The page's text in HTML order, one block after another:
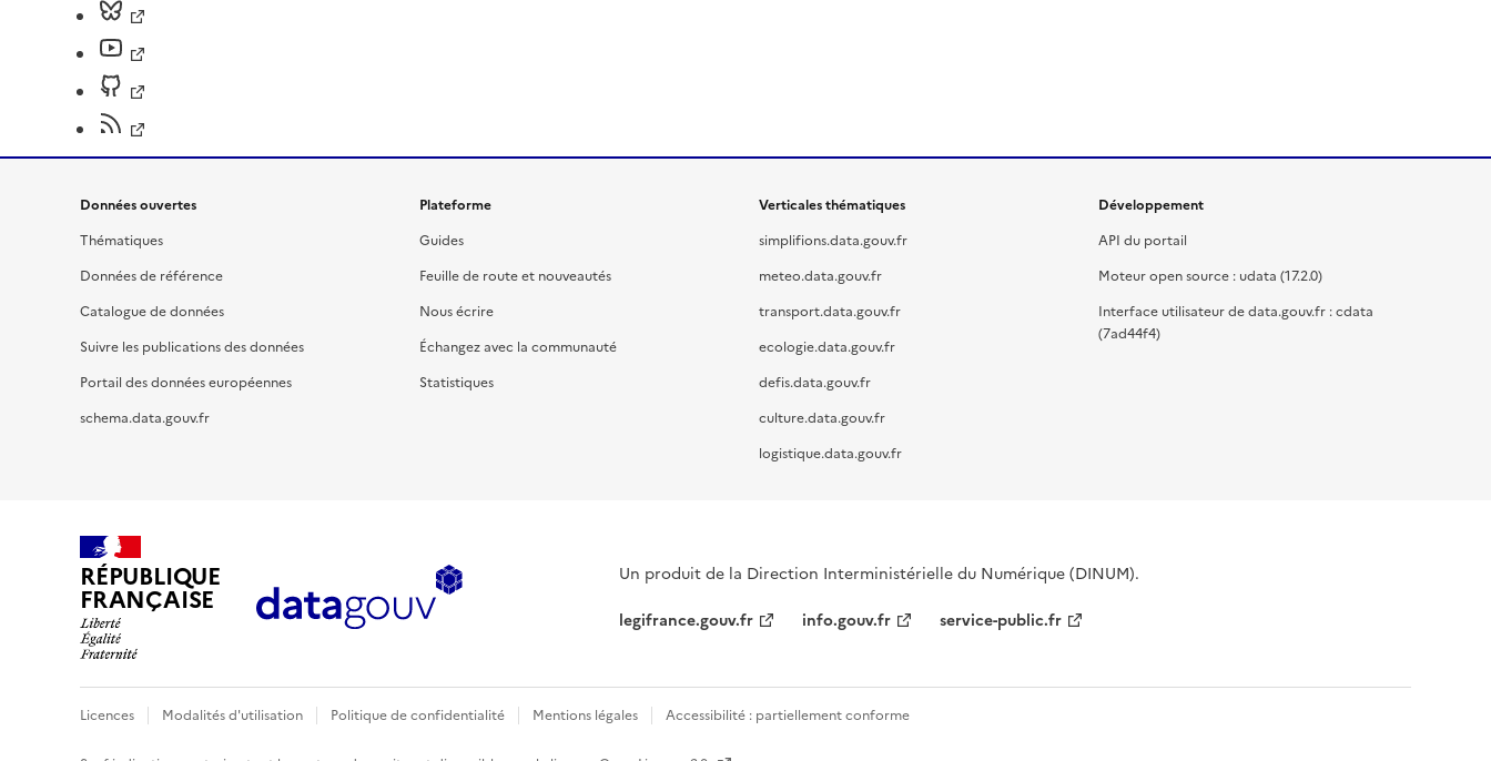
Données ouvertes
Thématiques
Données de référence
Catalogue de données
Suivre les publications des données
Portail des données européennes
schema.data.gouv.fr
Plateforme
Guides
Feuille de route et nouveautés
Nous écrire
Échangez avec la communauté
Statistiques
Verticales thématiques
simplifions.data.gouv.fr
meteo.data.gouv.fr
transport.data.gouv.fr
ecologie.data.gouv.fr
defis.data.gouv.fr
culture.data.gouv.fr
logistique.data.gouv.fr
Développement
API du portail
Moteur open source : udata (17.2.0)
Interface utilisateur de data.gouv.fr : cdata
(7ad44f4)
RÉPUBLIQUE
FRANÇAISE
Un produit de la Direction Interministérielle du Numérique (DINUM).
legifrance.gouv.fr
info.gouv.fr service-public.fr
Licences Modalités d'utilisation Politique de confidentialité Mentions légales Accessibilité : partiellement conforme